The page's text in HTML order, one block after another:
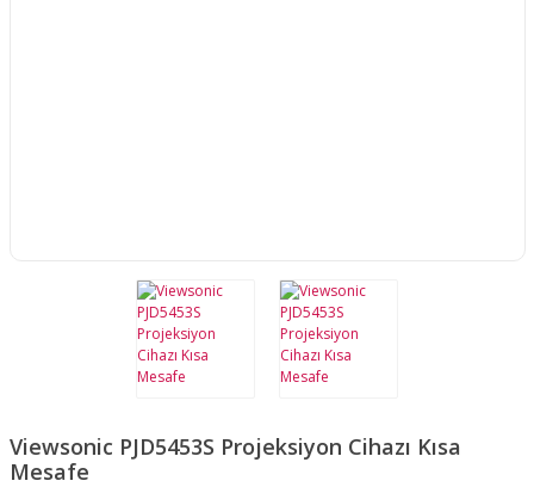
Viewsonic PJD5453S Projeksiyon Cihazı Kısa
Mesafe